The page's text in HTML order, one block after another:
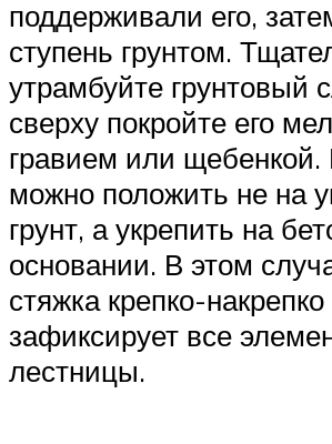
поддерживали его,
ступень грунтом.
утрамбуйте грунтовый
сверху покройте его
гравием или щебенкой.
можно положить не на
грунт, а укрепить на
основании. В этом
стяжка крепко-накрепко
зафиксирует все
лестницы.